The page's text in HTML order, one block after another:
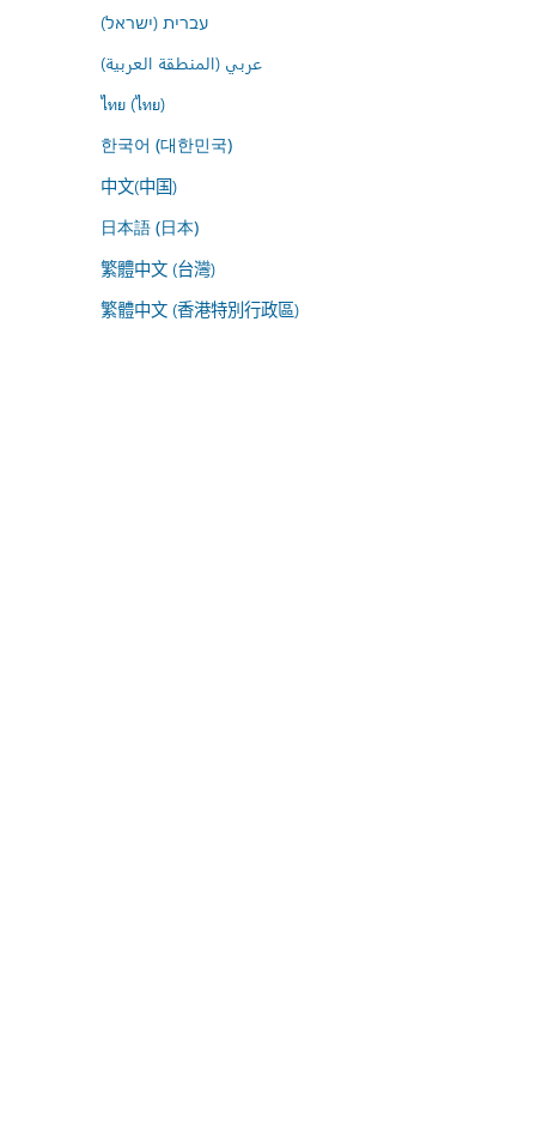
עברית (ישראל)
عربي (المنطقة العربية)
ไทย (ไทย)
한국어 (대한민국)
中文(中国)
日本語 (日本)
繁體中文 (台灣)
繁體中文 (香港特別行政區)